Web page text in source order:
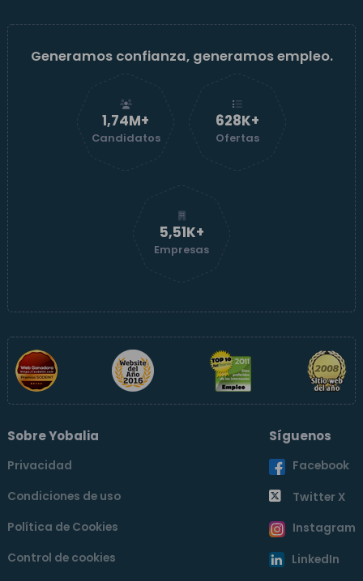
Generamos confianza, generamos empleo.
1,74M+
Candidatos
629K+
Ofertas
5,51K+
Empresas
Sobre Yobalia
Privacidad
Condiciones de uso
Política de Cookies
Control de cookies
Síguenos
Facebook
Twitter X
Instagram
LinkedIn